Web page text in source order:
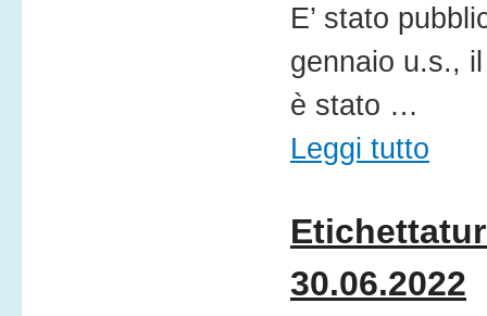
E’ stato
gennaio u.s.,
è stato …
Leggi tutto
30.06.2022